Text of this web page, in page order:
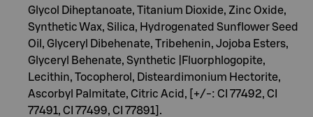
Glycol Diheptanoate, Titanium Dioxide, Zinc Oxide,
Synthetic Wax, Silica, Hydrogenated Sunflower Seed
Oil, Glyceryl Dibehenate, Tribehenin, Jojoba Esters,
Glyceryl Behenate, Synthetic |Fluorphlogopite,
Lecithin, Tocopherol, Disteardimonium Hectorite,
Ascorbyl Palmitate, Citric Acid, [+/-: CI 77492, CI
77491, CI 77499, CI 77891].